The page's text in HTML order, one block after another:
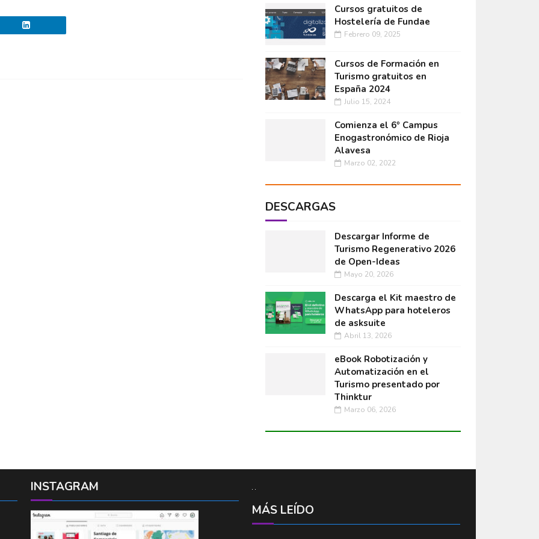
Cursos gratuitos de
Hostelería de Fundae
Febrero 09, 2025
Cursos de Formación en
Turismo gratuitos en
España 2024
Julio 15, 2024
Comienza el 6º Campus
Enogastronómico de Rioja
Alavesa
Marzo 02, 2022
DESCARGAS
Descargar Informe de
Turismo Regenerativo 2026
de Open-Ideas
Mayo 20, 2026
Descarga el Kit maestro de
WhatsApp para hoteleros
de asksuite
Abril 13, 2026
eBook Robotización y
Automatización en el
Turismo presentado por
Thinktur
Marzo 06, 2026
INSTAGRAM
MÁS LEÍDO